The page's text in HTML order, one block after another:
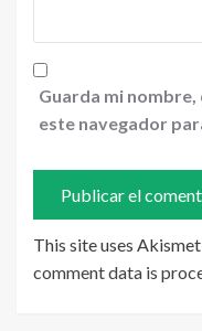
Guarda mi
este navegador
This site uses
comment data is